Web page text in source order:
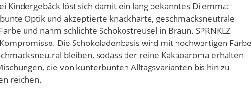
Kindergebäck löst sich damit ein lang bekanntes Dilemma:
Optik und akzeptierte knackharte, geschmacksneutrale
und nahm schlichte Schokostreusel in Braun. SPRNKLZ
Die Schokoladenbasis wird mit hochwertigen
bleiben, sodass der reine Kakaoaroma erhalten
die von kunterbunten Alltagsvarianten bis hin zu
reichen.